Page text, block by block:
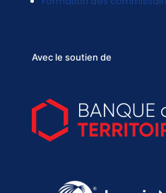
Avec le soutien de